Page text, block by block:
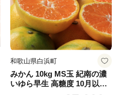
担当一同
和歌山県白浜町
みかん 10kg MS玉 紀南の濃
いゆら早生 高糖度 10月以降